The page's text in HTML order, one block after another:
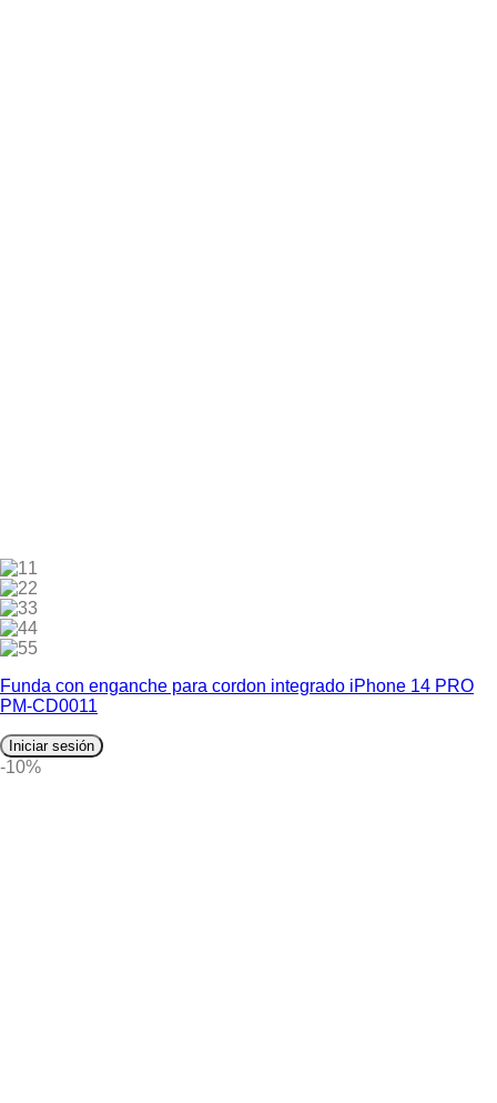
1
2
3
4
5
Funda con enganche para cordon integrado iPhone 14 PRO
PM-CD0011
Iniciar sesión
-10%